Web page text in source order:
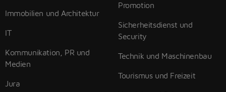
Immobilien und Architektur
IT
Kommunikation, PR und
Medien
Jura
Promotion
Sicherheitsdienst und
Security
Technik und Maschinenbau
Tourismus und Freizeit